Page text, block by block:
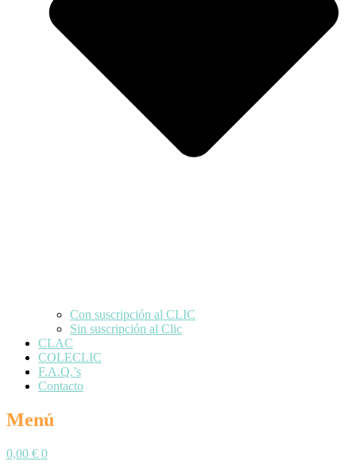
Con suscripción al CLIC
Sin suscripción al Clic
CLAC
COLECLIC
F.A.Q.’s
Contacto
Menú
0,00 € 0